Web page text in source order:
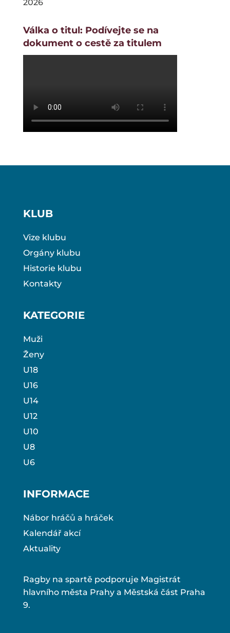
2026
Válka o titul: Podívejte se na
dokument o cestě za titulem
KLUB
Vize klubu
Orgány klubu
Historie klubu
Kontakty
KATEGORIE
Muži
Ženy
U18
U16
U14
U12
U10
U8
U6
INFORMACE
Nábor hráčů a hráček
Kalendář akcí
Aktuality
Ragby na spartě podporuje Magistrát
hlavního města Prahy a Městská část Praha
9.